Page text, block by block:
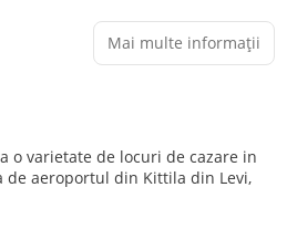
o varietate de locuri de cazare in
de aeroportul din Kittila din Levi,
Mai multe informații